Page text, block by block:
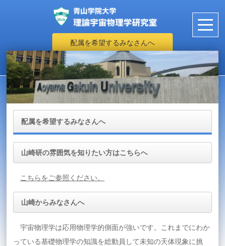
配属を希望するみなさんへ
配属を希望するみなさんへ
山崎研の雰囲気を知りたい方はこちらへ
こちらをご参照ください。
山崎からみなさんへ
宇宙物理学は応用物理学的側面が強いです。これまでにわか
っている基礎物理学の知識を総動員して未知の天体現象に挑